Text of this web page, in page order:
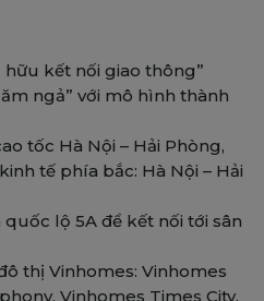
hữu kết nối giao thông”
ngả” với mô hình thành
tốc Hà Nội – Hải Phòng,
tế phía bắc: Hà Nội – Hải
lộ 5A để kết nối tới sân
thị Vinhomes: Vinhomes
Vinhomes Times City.